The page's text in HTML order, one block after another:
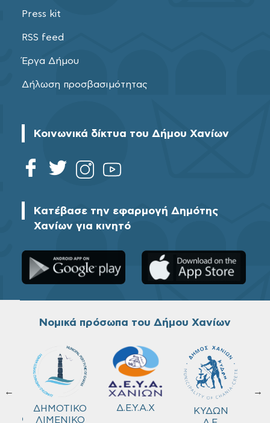
Press kit
RSS feed
Έργα Δήμου
Δήλωση προσβασιμότητας
Κοινωνικά δίκτυα του Δήμου Χανίων
Κατέβασε την εφαρμογή Δημότης
Χανίων για κινητό
Νομικά πρόσωπα του Δήμου Χανίων
←
ΔΗΜΟΤΙΚΟ
ΛΙΜΕΝΙΚΟ
Δ.Ε.Υ.Α.Χ
ΚΥΔΩΝ
→